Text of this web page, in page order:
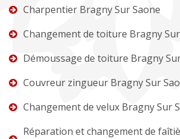
Charpentier Bragny Sur Saone
Changement de toiture Bragny
Démoussage de toiture Bragny
Couvreur zingueur Bragny Sur
Changement de velux Bragny Sur
Réparation et changement de